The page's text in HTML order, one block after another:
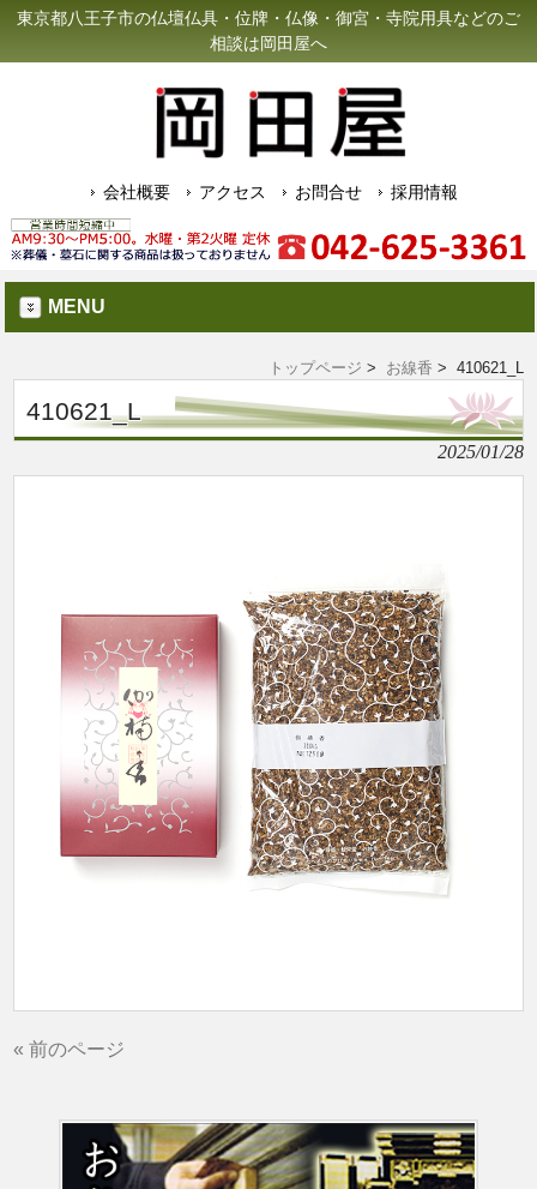
東京都八王子市の仏壇仏具・位牌・仏像・御宮・寺院用具などのご
相談は岡田屋へ
会社概要 アクセス お問合せ 採用情報
MENU
トップページ > お線香 > 410621_L
410621_L
2025/01/28
« 前のページ